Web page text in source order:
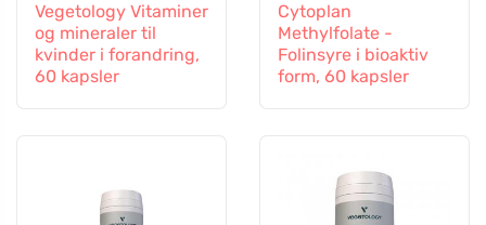
Vegetology Vitaminer
og mineraler til
kvinder i forandring,
60 kapsler
Cytoplan
Methylfolate -
Folinsyre i bioaktiv
form, 60 kapsler